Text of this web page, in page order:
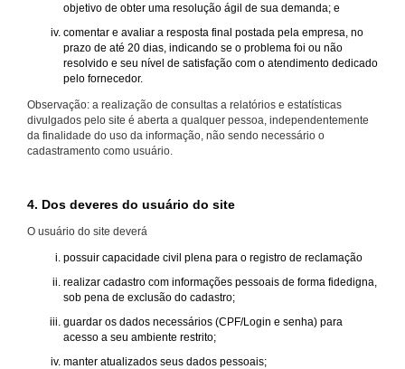
objetivo de obter uma resolução ágil de sua demanda; e
comentar e avaliar a resposta final postada pela empresa, no
prazo de até 20 dias, indicando se o problema foi ou não
resolvido e seu nível de satisfação com o atendimento dedicado
pelo fornecedor.
Observação: a realização de consultas a relatórios e estatísticas
divulgados pelo site é aberta a qualquer pessoa, independentemente
da finalidade do uso da informação, não sendo necessário o
cadastramento como usuário.
4. Dos deveres do usuário do site
O usuário do site deverá
possuir capacidade civil plena para o registro de reclamação
realizar cadastro com informações pessoais de forma fidedigna,
sob pena de exclusão do cadastro;
guardar os dados necessários (CPF/Login e senha) para
acesso a seu ambiente restrito;
manter atualizados seus dados pessoais;